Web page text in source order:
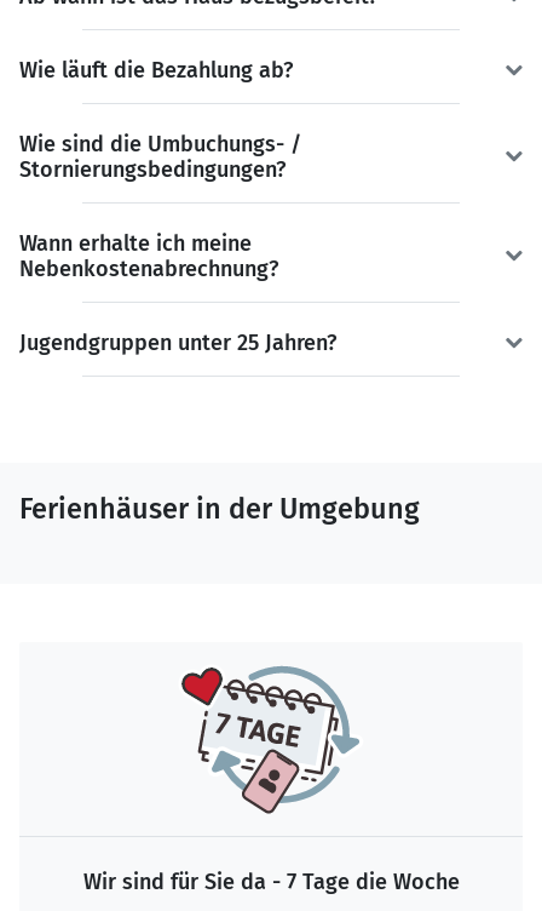
Wie läuft die Bezahlung ab?
Wie sind die Umbuchungs- /
Stornierungsbedingungen?
Wann erhalte ich meine
Nebenkostenabrechnung?
Jugendgruppen unter 25 Jahren?
Ferienhäuser in der Umgebung
Wir sind für Sie da - 7 Tage die Woche